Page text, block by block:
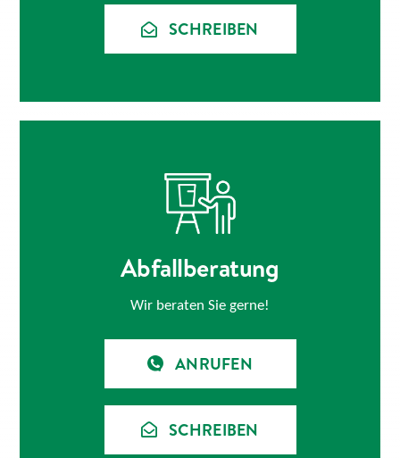
SCHREIBEN
Abfallberatung
Wir beraten Sie gerne!
ANRUFEN
SCHREIBEN